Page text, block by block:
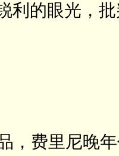
利的眼光，
，费里尼晚